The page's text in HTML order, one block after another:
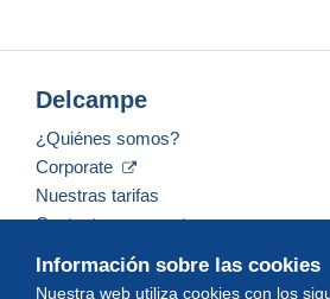
Información sobre las cookies
Nuestra web utiliza cookies con los
Delcampe
¿Quiénes somos?
Corporate
Nuestras tarifas
Contacte con nosotros